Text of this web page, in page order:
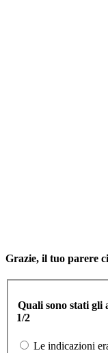
Grazie, il tuo parere
Quali sono stati gli
1/2
Le indicazioni